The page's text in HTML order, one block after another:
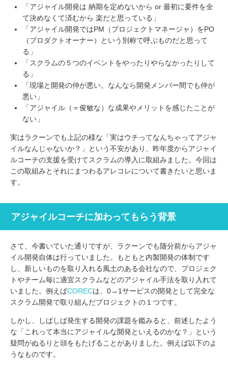
「アジャイル開発は 納期を定めないから or 最初に要件を全
て決めなくて済むから 楽だと思っている」
「アジャイル開発ではPM（プロジェクトマネージャ）をPO
（プロダクトオーナー）という別称で呼ぶものだと思って
る」
「スクラムの５つのイベントをやったりやらなかったりして
る」
「現場と開発の仲が悪い。なんなら開発メンバー間でも仲が
悪い」
「アジャイル（＝俊敏な）な成果やメリットを感じたことが
ない」
実はラクーンでも上記の様な「実はウチってなんちゃってアジャ
イルなんじゃないか？」という不安があり、昨年度からアジャイ
ルコーチの支援を受けてスクラムの導入に取組みました。今回は
この取組みとそれにまつわるアレコレについて書きたいと思いま
す。
アジャイルコーチに加わってもらう背景
さて、今書いていた通りですが、ラクーンでも随分前からアジャ
イル開発自体は行っていました。もともと内製開発の体制です
し、新しいものを取り入れる風土のある会社なので、プロジェク
トやチーム毎に適宜スクラムなどのアジャイル手法を取り入れて
いました。例えばCORECは、0→1サービスの開発として完全な
スクラム開発で取り組んだプロジェクトの１つです。
しかし、しばしば発生する開発の課題を鑑みると、前述したよう
な「これって本当にアジャイルな開発といえるのかな？」という
疑問がぬるりと頭をもたげることがありました。例えば以下のよ
うなものです。